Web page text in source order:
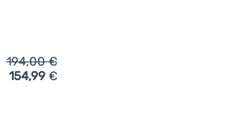
'Damenschuhe La Sportiva TX4 Evo
194,00€
154,99 €